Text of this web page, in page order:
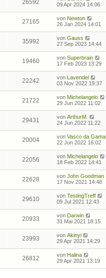
26592
09 Apr 2024 14:06
27165 von Newton
26 Jan 2024 14:01
35992 von Gauss
27 Sep 2023 14:44
19460 von Superbrain
17 Feb 2023 13:29
22242 von Lavendel
03 Nov 2022 19:37
21722 von Michelangelo
29 Jun 2022 11:02
29431 von ArthurM.
24 Jun 2022 11:22
20004 von Vasco da Gama
22 Jun 2022 16:02
22056 von Michelangelo
18 Feb 2022 14:41
22628 von John Goodman
17 Nov 2021 14:48
29610 von TestingTreff
09 Jul 2021 12:43
20933 von Darwin
31 Mai 2021 18:15
23993 von Akinyi
29 Apr 2021 14:29
26812 von Halina
29 Apr 2021 13:19